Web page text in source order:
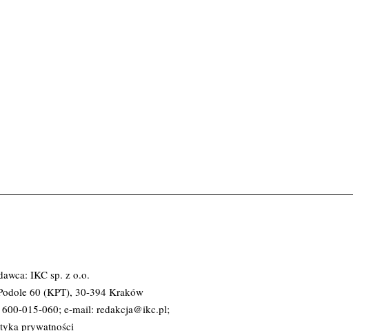
IKC sp. z o.o.
60 (KPT), 30-394 Kraków
600-015-060; e-mail:redakcja@ikc.pl;
prywatności